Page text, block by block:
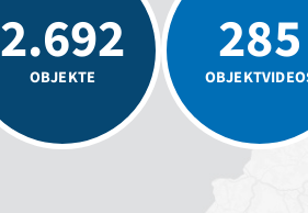
2.692
OBJEKTE
285